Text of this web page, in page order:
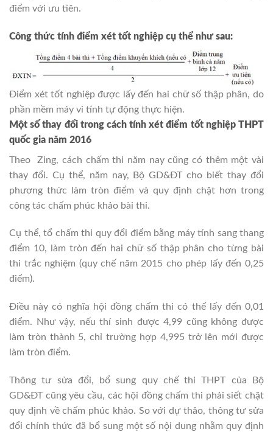
điểm với ưu tiên.
Công thức tính điểm xét tốt nghiệp cụ thể như sau:
Điểm xét tốt nghiệp được lấy đến hai chữ số thập phân, do
phần mềm máy vi tính tự động thực hiện.
Một số thay đổi trong cách tính xét điểm tốt nghiệp THPT
quốc gia năm 2016
Theo Zing, cách chấm thi năm nay cũng có thêm một vài
thay đổi. Cụ thể, năm nay, Bộ GD&ĐT cho biết thay đổi
phương thức làm tròn điểm và quy định chặt hơn trong
công tác chấm phúc khảo bài thi.
Cụ thể, tổ chấm thi quy đổi điểm bằng máy tính sang thang
điểm 10, làm tròn đến hai chữ số thập phân cho từng bài
thi trắc nghiệm (quy chế năm 2015 cho phép lấy đến 0,25
điểm).
Điều này có nghĩa hội đồng chấm thi có thể lấy đến 0,01
điểm. Như vậy, nếu thí sinh được 4,99 cũng không được
làm tròn thành 5, chỉ trường hợp 4,995 trở lên mới được
làm tròn điểm.
Thông tư sửa đổi, bổ sung quy chế thi THPT của Bộ
GD&ĐT cũng yêu cầu, các hội đồng chấm thi phải siết chặt
quy định về chấm phúc khảo. So với dự thảo, thông tư sửa
đổi chính thức đã bổ sung một số nội dung nhằm quy định